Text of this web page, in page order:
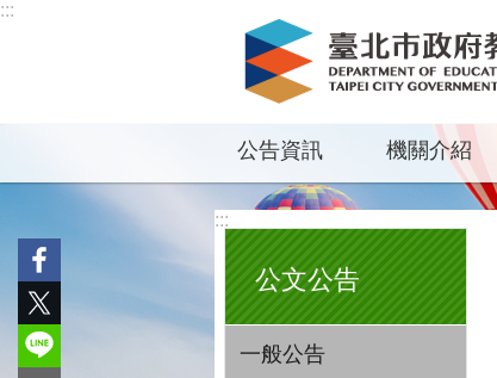
跳到主要內容區塊
:::
公告資訊 機關介紹
:::
公文公告
一般公告